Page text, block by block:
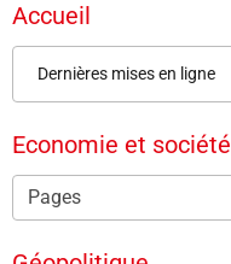
Accueil
Dernières mises en ligne
Economie et société